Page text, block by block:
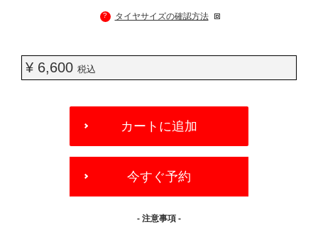
? タイヤサイズの確認方法
¥ 6,600 税込
OPTIONS
カートに追加
今すぐ予約
- 注意事項 -